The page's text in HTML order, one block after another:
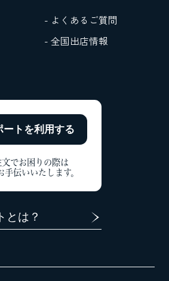
- よくあるご質問
- 全国出店情報
ートを利用する
でお困りの際は
手伝いいたします。
とは？